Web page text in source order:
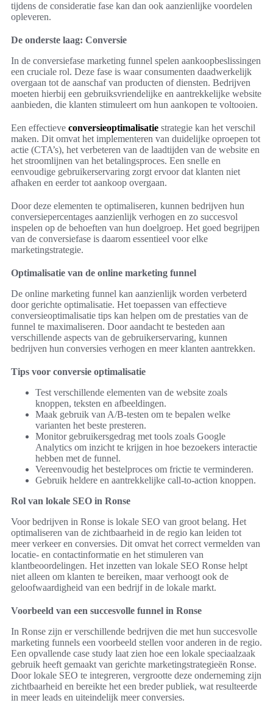
tijdens de consideratie fase kan dan ook aanzienlijke voordelen
opleveren.
De onderste laag: Conversie
In de conversiefase marketing funnel spelen aankoopbeslissingen
een cruciale rol. Deze fase is waar consumenten daadwerkelijk
overgaan tot de aanschaf van producten of diensten. Bedrijven
moeten hierbij een gebruiksvriendelijke en aantrekkelijke website
aanbieden, die klanten stimuleert om hun aankopen te voltooien.
Een effectieve conversieoptimalisatie strategie kan het verschil
maken. Dit omvat het implementeren van duidelijke oproepen tot
actie (CTA’s), het verbeteren van de laadtijden van de website en
het stroomlijnen van het betalingsproces. Een snelle en
eenvoudige gebruikerservaring zorgt ervoor dat klanten niet
afhaken en eerder tot aankoop overgaan.
Door deze elementen te optimaliseren, kunnen bedrijven hun
conversiepercentages aanzienlijk verhogen en zo succesvol
inspelen op de behoeften van hun doelgroep. Het goed begrijpen
van de conversiefase is daarom essentieel voor elke
marketingstrategie.
Optimalisatie van de online marketing funnel
De online marketing funnel kan aanzienlijk worden verbeterd
door gerichte optimalisatie. Het toepassen van effectieve
conversieoptimalisatie tips kan helpen om de prestaties van de
funnel te maximaliseren. Door aandacht te besteden aan
verschillende aspects van de gebruikerservaring, kunnen
bedrijven hun conversies verhogen en meer klanten aantrekken.
Tips voor conversie optimalisatie
Test verschillende elementen van de website zoals
knoppen, teksten en afbeeldingen.
Maak gebruik van A/B-testen om te bepalen welke
varianten het beste presteren.
Monitor gebruikersgedrag met tools zoals Google
Analytics om inzicht te krijgen in hoe bezoekers interactie
hebben met de funnel.
Vereenvoudig het bestelproces om frictie te verminderen.
Gebruik heldere en aantrekkelijke call-to-action knoppen.
Rol van lokale SEO in Ronse
Voor bedrijven in Ronse is lokale SEO van groot belang. Het
optimaliseren van de zichtbaarheid in de regio kan leiden tot
meer verkeer en conversies. Dit omvat het correct vermelden van
locatie- en contactinformatie en het stimuleren van
klantbeoordelingen. Het inzetten van lokale SEO Ronse helpt
niet alleen om klanten te bereiken, maar verhoogt ook de
geloofwaardigheid van een bedrijf in de lokale markt.
Voorbeeld van een succesvolle funnel in Ronse
In Ronse zijn er verschillende bedrijven die met hun succesvolle
marketing funnels een voorbeeld stellen voor anderen in de regio.
Een opvallende case study laat zien hoe een lokale speciaalzaak
gebruik heeft gemaakt van gerichte marketingstrategieën Ronse.
Door lokale SEO te integreren, vergrootte deze onderneming zijn
zichtbaarheid en bereikte het een breder publiek, wat resulteerde
in meer leads en uiteindelijk meer conversies.